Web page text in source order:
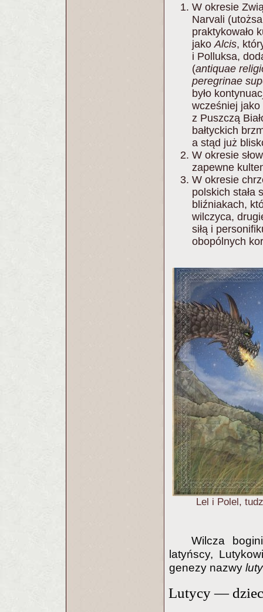
W okresie
Narvali
praktykowało
jako Alcis,
i Polluksa,
(antiquae
peregrinae
było
wcześniej
z Puszczą
bałtyckich
a stąd już
W okresie
zapewne
W okresie
polskich stała
bliźniakach,
wilczyca,
siłą i
obopólnych
Lel i Polel,
Wilcza
latyńscy,
genezy nazwy luty
Lutycy —